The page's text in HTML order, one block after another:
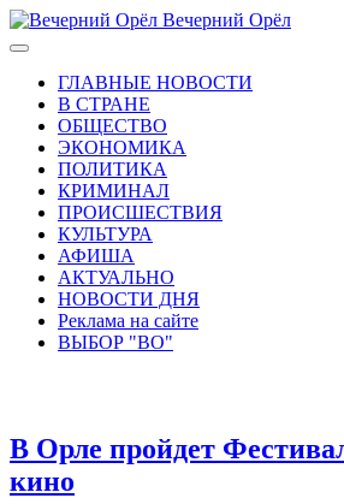
Вечерний Орёл
ГЛАВНЫЕ НОВОСТИ
В СТРАНЕ
ОБЩЕСТВО
ЭКОНОМИКА
ПОЛИТИКА
КРИМИНАЛ
ПРОИСШЕСТВИЯ
КУЛЬТУРА
АФИША
АКТУАЛЬНО
НОВОСТИ ДНЯ
Реклама на сайте
ВЫБОР "ВО"
В Орле пройдет
кино